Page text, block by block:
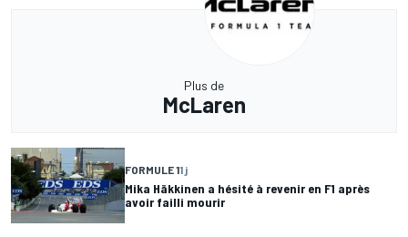
Plus de
McLaren
FORMULE 11 j
Mika Häkkinen a hésité à revenir en F1 après
avoir failli mourir